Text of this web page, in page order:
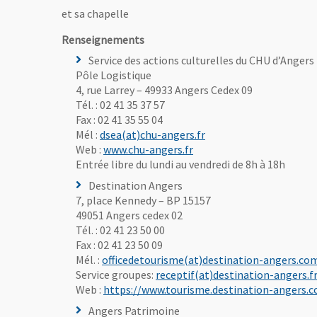
et sa chapelle
Renseignements
Service des actions culturelles du CHU d’Angers
Pôle Logistique
4, rue Larrey – 49933 Angers Cedex 09
Tél. : 02 41 35 37 57
Fax : 02 41 35 55 04
Mél : dsea(at)chu-angers.fr, Ouvre une nouvelle
Web : www.chu-angers.fr, Ouvre une nouvelle
Entrée libre du lundi au vendredi de 8h à 18h
Destination Angers
7, place Kennedy – BP 15157
49051 Angers cedex 02
Tél. : 02 41 23 50 00
Fax : 02 41 23 50 09
Mél. : officedetourisme(at)destination-
Service groupes: receptif(at)destination-angers.fr
Web : https://www.tourisme.destination-
Angers Patrimoine